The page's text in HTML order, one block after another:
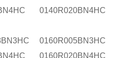
0140R020BN4HC
0160R005BN3HC
0160R020BN4HC